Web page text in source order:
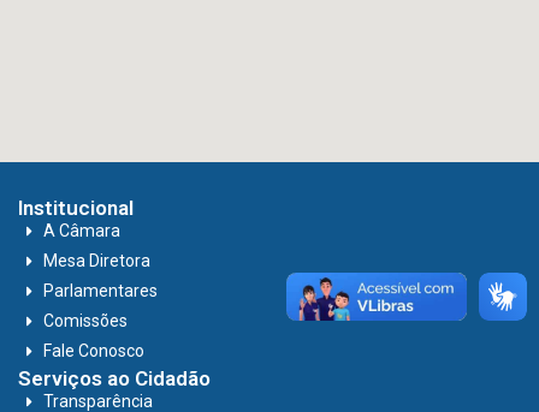
Institucional
A Câmara
Mesa Diretora
Parlamentares
Comissões
Fale Conosco
Serviços ao Cidadão
Transparência